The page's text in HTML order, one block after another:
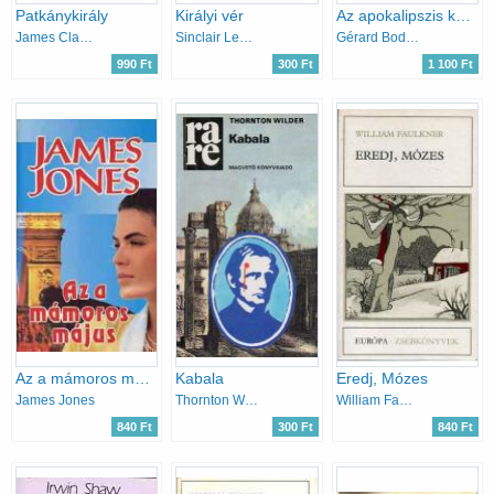
Patkánykirály
James Clavell
990 Ft
Királyi vér
Sinclair Lewis
300 Ft
Az apokalipszis kódjának megfejtése
Gérard Bodson
1 100 Ft
Az a mámoros május
James Jones
840 Ft
Kabala
Thornton Wilder
300 Ft
Eredj, Mózes
William Faulkner
840 Ft